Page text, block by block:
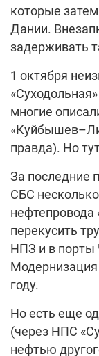
которые
Дании.
задерживать
1 октября
многие
правда). Но
За последние
СБС
перекусить
НПЗ и в порты
Модернизация
году.
Но есть еще
(через НПС
нефтью